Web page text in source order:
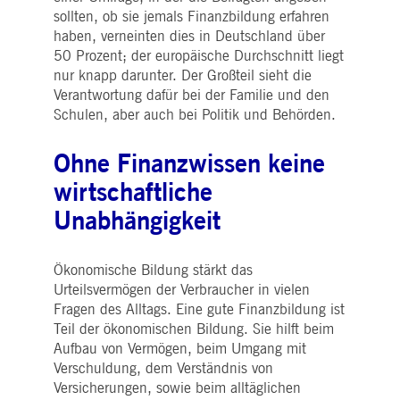
sollten, ob sie jemals Finanzbildung erfahren
haben, verneinten dies in Deutschland über
50 Prozent; der euro­pä­ische Durchschnitt liegt
nur knapp darunter. Der Großteil sieht die
Verantwortung dafür bei der Familie und den
Schulen, aber auch bei Politik und Behörden.
Ohne Finanzwissen keine
wirtschaftliche
Unabhängigkeit
Ökonomische Bildung stärkt das
Urteilsvermögen der Verbraucher in vielen
Fragen des Alltags. Eine gute Finanzbildung ist
Teil der ökonomischen Bildung. Sie hilft beim
Aufbau von Vermögen, beim Umgang mit
Verschuldung, dem Verständnis von
Versicherungen, sowie beim alltäglichen
Corporation
.linkedin.com
5
Monate
4
Wochen
Wird verwendet, um die
Zustimmung des Gastes
zur Verwendung von
Cookies für nicht
wesentliche Zwecke zu
speichern
deutsche-
boerse.com
Sitzung
Dieses Cookie wird vom
Application Gateway
zusätzlich zu
Session auch bei Cross-
Origin-Anfragen
www.eurex.com
Browsersitzung gerichtet
werden, die
Benutzererfahrung durch
die Förderung einer
effektiven
Ressourcennutzung zu
verbessern. Insbesondere
(Cross-Origin Resource
Sharing) Version die